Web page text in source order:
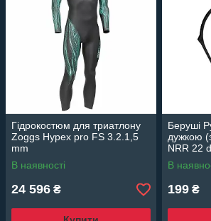
Гідрокостюм для триатлону
Zoggs Hypex pro FS 3.2.1,5
mm
В наявності
24 596 ₴
Беруші
дужкою
NRR 22
В
199 ₴